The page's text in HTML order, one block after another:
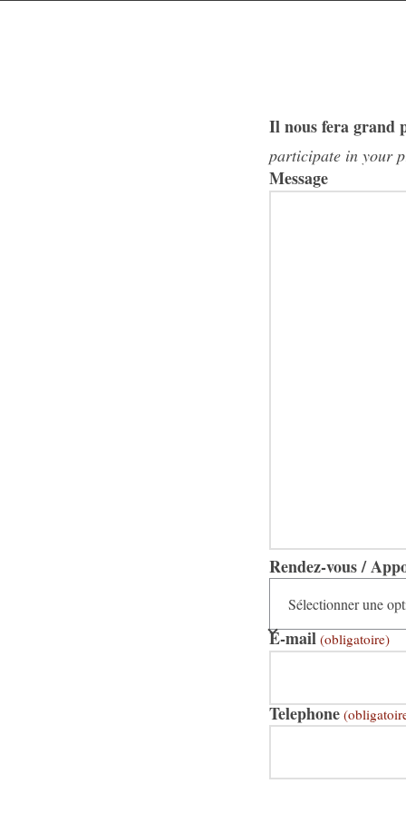
Il nous fera grand
participate in your
Message
Rendez-vous /
E-mail (obligatoire)
Telephone